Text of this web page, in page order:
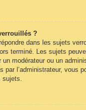
?
dans les sujets
terminé. Les sujets
modérateur ou un
par l’administrateur, vous